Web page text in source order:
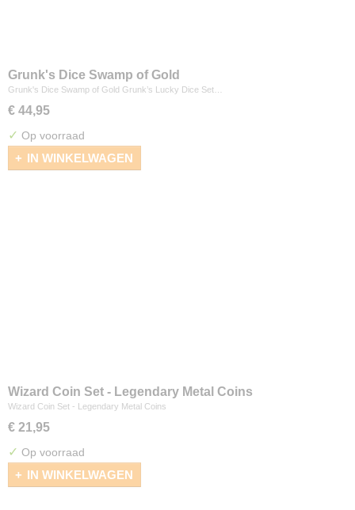
Grunk's Dice Swamp of Gold
Grunk's Dice Swamp of Gold Grunk’s Lucky Dice Set…
€ 44,95
✓ Op voorraad
IN WINKELWAGEN
Wizard Coin Set - Legendary Metal Coins
Wizard Coin Set - Legendary Metal Coins
€ 21,95
✓ Op voorraad
IN WINKELWAGEN